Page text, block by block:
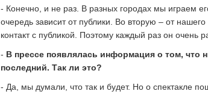
- Конечно, и не раз. В разных городах мы играем
очередь зависит от публики. Во вторую – от
контакт с публикой. Поэтому каждый раз он очень
- В прессе появлялась информация о том, что
последний. Так ли это?
- Да, мы думали, что так и будет. Но о спектакле